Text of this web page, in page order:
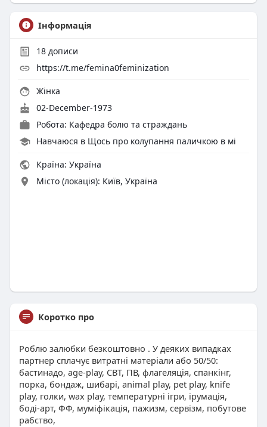
Інформація
18дописи
https://t.me/femina0feminization
Жінка
02-December-1973
Робота: Кафедра болю та страждань
Навчаюся в Щось про колупання паличкою в мі
Країна: Україна
Місто (локація): Київ, Україна
Коротко про
Роблю залюбки безкоштовно . У деяких випадках
партнер сплачує витратні матеріали або 50/50:
бастинадо, age-play, CBT, ПВ, флагеляція, спанкінг,
порка, бондаж, шибарі, animal play, pet play, knife
play, голки, wax play, температурні ігри, ірумація,
боді-арт, ФФ, муміфікація, пажизм, сервізм, побутове
рабство,